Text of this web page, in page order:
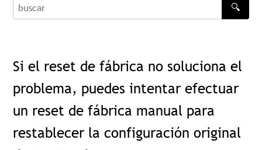
buscar
🔍
Si el reset de fábrica no soluciona el
problema, puedes intentar efectuar
un reset de fábrica manual para
restablecer la configuración original